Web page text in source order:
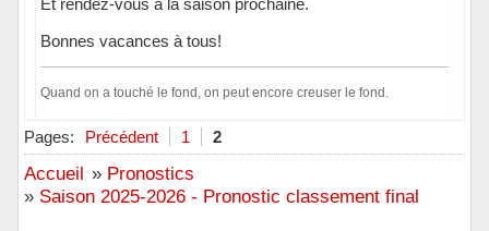
Bonnes vacances à tous!
Quand on a touché le fond, on peut encore creuser le fond.
Hors ligne
Pages: Précédent 1 2
Accueil » Pronostics
» Saison 2025-2026 - Pronostic classement final